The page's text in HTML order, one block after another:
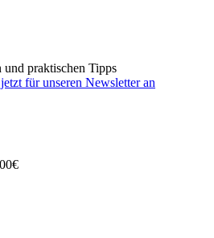
praktischen Tipps
für unseren Newsletter an